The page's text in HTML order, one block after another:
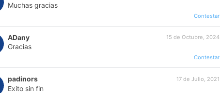
Muchas gracias
Contestar
ADany 15 de Octubre, 2024
Gracias
Contestar
padinors 17 de Julio, 2021
Exito sin fin